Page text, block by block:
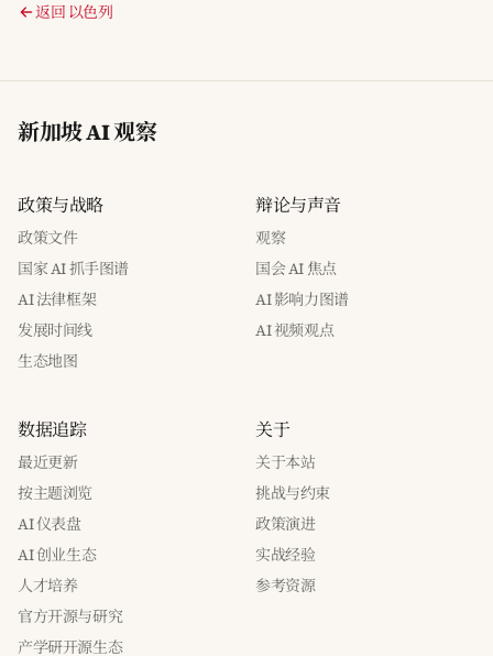
返回 以色列
新加坡 AI 观察
政策与战略
政策文件
国家 AI 抓手图谱
AI 法律框架
发展时间线
生态地图
辩论与声音
观察
国会 AI 焦点
AI 影响力图谱
AI 视频观点
数据追踪
最近更新
按主题浏览
AI 仪表盘
AI 创业生态
人才培养
官方开源与研究
产学研开源生态
关于
关于本站
挑战与约束
政策演进
实战经验
参考资源